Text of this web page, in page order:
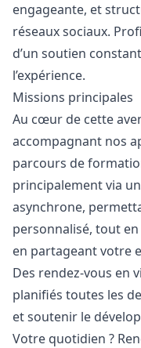
engageante, et
réseaux sociaux.
d’un soutien
l’expérience.
Missions principales
Au cœur de cette
accompagnant nos
parcours de
principalement via
asynchrone,
personnalisé, tout
en partageant votre
Des rendez-vous en
planifiés toutes les
et soutenir le
Votre quotidien ?